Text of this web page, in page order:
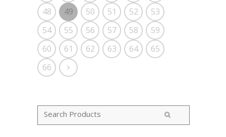
48
49 50 51 52
53
54
55 56 57 58
59
60
61 62 63 64
65
66